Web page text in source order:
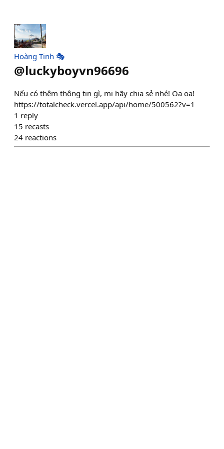
Hoàng Tinh 🎭
@luckyboyvn96696
Nếu có thêm thông tin gì, mi hãy chia sẻ nhé! Oa oa!
https://totalcheck.vercel.app/api/home/500562?v=1
1 reply
15 recasts
24 reactions